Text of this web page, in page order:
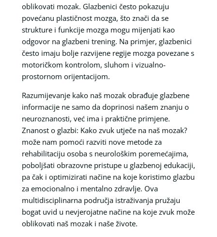
oblikovati mozak. Glazbenici često pokazuju
povećanu plastičnost mozga, što znači da se
strukture i funkcije mozga mogu mijenjati kao
odgovor na glazbeni trening. Na primjer, glazbenici
često imaju bolje razvijene regije mozga povezane s
motoričkom kontrolom, sluhom i vizualno-
prostornom orijentacijom.
Razumijevanje kako naš mozak obrađuje glazbene
informacije ne samo da doprinosi našem znanju o
neuroznanosti, već ima i praktične primjene.
Znanost o glazbi: Kako zvuk utječe na naš mozak?
može nam pomoći razviti nove metode za
rehabilitaciju osoba s neurološkim poremećajima,
poboljšati obrazovne pristupe u glazbenoj edukaciji,
pa čak i optimizirati načine na koje koristimo glazbu
za emocionalno i mentalno zdravlje. Ova
multidisciplinarna područja istraživanja pružaju
bogat uvid u nevjerojatne načine na koje zvuk može
oblikovati naš mozak i naše živote.